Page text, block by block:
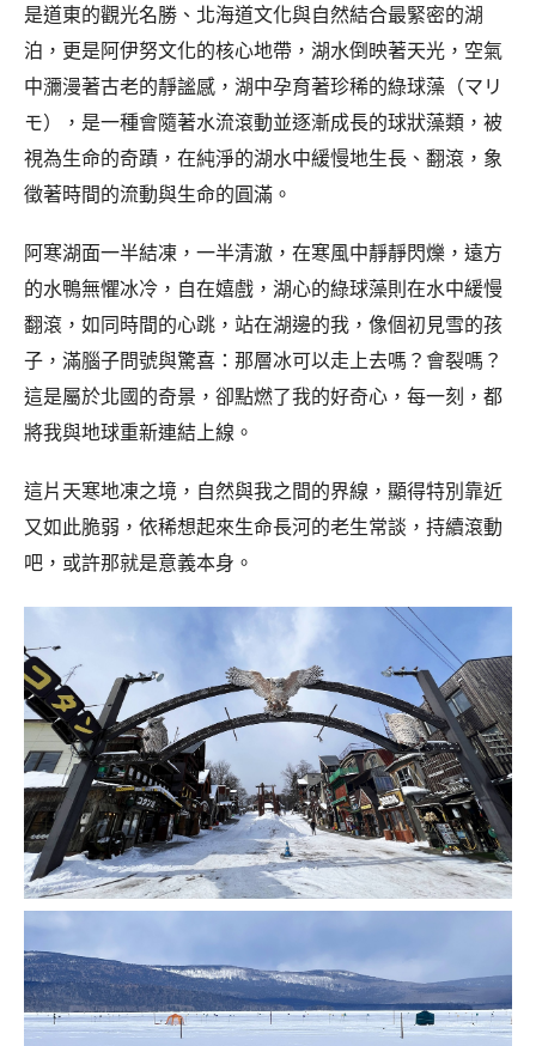
是道東的觀光名勝、北海道文化與自然結合最緊密的湖
泊，更是阿伊努文化的核心地帶，湖水倒映著天光，空氣
中瀰漫著古老的靜謐感，湖中孕育著珍稀的綠球藻（マリ
モ），是一種會隨著水流滾動並逐漸成長的球狀藻類，被
視為生命的奇蹟，在純淨的湖水中緩慢地生長、翻滾，象
徵著時間的流動與生命的圓滿。
阿寒湖面一半結凍，一半清澈，在寒風中靜靜閃爍，遠方
的水鴨無懼冰冷，自在嬉戲，湖心的綠球藻則在水中緩慢
翻滾，如同時間的心跳，站在湖邊的我，像個初見雪的孩
子，滿腦子問號與驚喜：那層冰可以走上去嗎？會裂嗎？
這是屬於北國的奇景，卻點燃了我的好奇心，每一刻，都
將我與地球重新連結上線。
這片天寒地凍之境，自然與我之間的界線，顯得特別靠近
又如此脆弱，依稀想起來生命長河的老生常談，持續滾動
吧，或許那就是意義本身。